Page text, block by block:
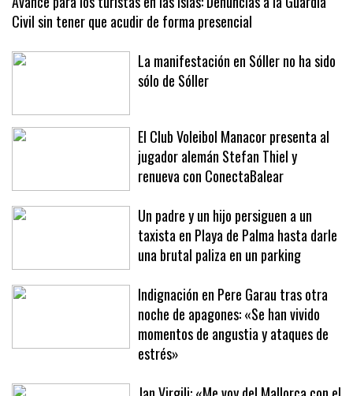
Avance para los turistas en las Islas: Denuncias a la Guardia
Civil sin tener que acudir de forma presencial
La manifestación en Sóller no ha sido
El Club Voleibol Manacor presenta al
jugador alemán Stefan Thiel y
renueva con ConectaBalear
Un padre y un hijo persiguen a un
taxista en Playa de Palma hasta darle
una brutal paliza en un parking
Indignación en Pere Garau tras otra
noche de apagones: «Se han vivido
momentos de angustia y ataques de
estrés»